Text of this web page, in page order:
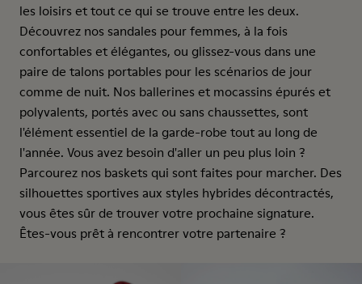
les loisirs et tout ce qui se trouve entre les deux.
Découvrez nos sandales pour femmes, à la fois
confortables et élégantes, ou glissez-vous dans une
paire de talons portables pour les scénarios de jour
comme de nuit. Nos ballerines et mocassins épurés et
polyvalents, portés avec ou sans chaussettes, sont
l'élément essentiel de la garde-robe tout au long de
l'année. Vous avez besoin d'aller un peu plus loin ?
Parcourez nos baskets qui sont faites pour marcher. Des
silhouettes sportives aux styles hybrides décontractés,
vous êtes sûr de trouver votre prochaine signature.
Êtes-vous prêt à rencontrer votre partenaire ?